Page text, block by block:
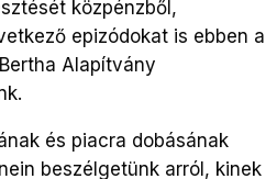
közpénzből,
epizódokat is ebben a
Alapítvány
és piacra dobásának
beszélgetünk arról, kinek